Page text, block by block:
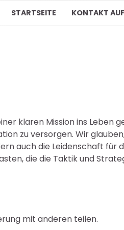
STARTSEITE KONTAKT
klaren Mission ins Leben
zu versorgen. Wir
auch die Leidenschaft für
die die Taktik und
mit anderen teilen.